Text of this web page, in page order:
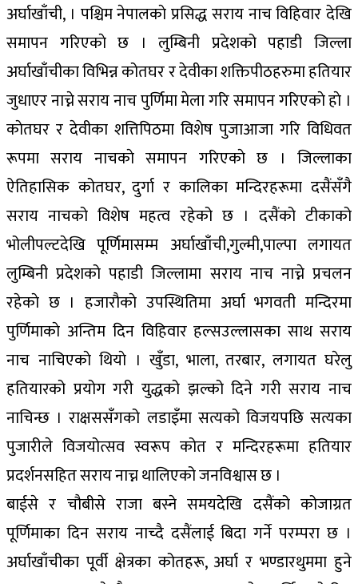
अर्घाखाँची, । पश्चिम नेपालकाे प्रसिद्ध सराय नाच विहिवार देखि
समापन गरिएकाे छ । लुम्बिनी प्रदेशको पहाडी जिल्ला
अर्घाखाँचीका विभिन्न कोतघर र देवीका शक्तिपीठहरुमा हतियार
जुधाएर नाच्ने सराय नाच पुर्णिमा मेला गरि समापन गरिएकाे हाे ।
काेतघर र देवीका शत्तिपिठमा विशेष पुजाआजा गरि विधिवत
रूपमा सराय नाचकाे समापन गरिएकाे छ । जिल्लाका
ऐतिहासिक कोतघर, दुर्गा र कालिका मन्दिरहरूमा दसैंसँगै
सराय नाचको विशेष महत्व रहेको छ । दसैंको टीकाको
भोलीपल्टदेखि पूर्णिमासम्म अर्घाखाँची,गुल्मी,पाल्पा लगायत
लुम्बिनी प्रदेशको पहाडी जिल्लामा सराय नाच नाच्ने प्रचलन
रहेकाे छ । हजाराैकाे उपस्थितिमा अर्घा भगवती मन्दिरमा
पुर्णिमाकाे अन्तिम दिन विहिवार हल्सउल्लासका साथ सराय
नाच नाचिएकाे थियाे । खुँडा, भाला, तरबार, लगायत घरेलु
हतियारको प्रयोग गरी युद्धको झल्को दिने गरी सराय नाच
नाचिन्छ । राक्षससँगको लडाइँमा सत्यको विजयपछि सत्यका
पुजारीले विजयोत्सव स्वरूप कोत र मन्दिरहरूमा हतियार
प्रदर्शनसहित सराय नाच्न थालिएको जनविश्वास छ ।
बाईसे र चौबीसे राजा बस्ने समयदेखि दसैंको कोजाग्रत
पूर्णिमाका दिन सराय नाच्दै दसैंलाई बिदा गर्ने परम्परा छ ।
अर्घाखाँचीका पूर्वी क्षेत्रका कोतहरू, अर्घा र भण्डारथुममा हुने